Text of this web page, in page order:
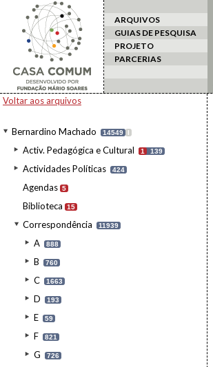
ARQUIVOS
GUIAS DE PESQUISA
PROJETO
PARCERIAS
Voltar aos arquivos
Bernardino Machado 14549 I
Activ. Pedagógica e Cultural 1 139
Actividades Políticas 424
Agendas 5
Biblioteca 15
Correspondência 11939
A 888
B 760
C 1663
D 193
E 59
F 821
G 726